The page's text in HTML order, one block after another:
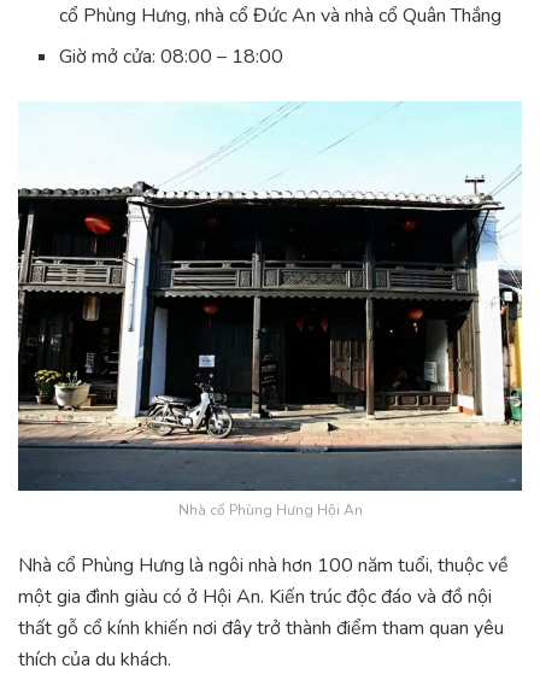
cổ Phùng Hưng, nhà cổ Đức An và nhà cổ Quân Thắng
Giờ mở cửa: 08:00 – 18:00
Nhà cổ Phùng Hưng Hội An
Nhà cổ Phùng Hưng là ngôi nhà hơn 100 năm tuổi, thuộc về
một gia đình giàu có ở Hội An. Kiến trúc độc đáo và đồ nội
thất gỗ cổ kính khiến nơi đây trở thành điểm tham quan yêu
thích của du khách.